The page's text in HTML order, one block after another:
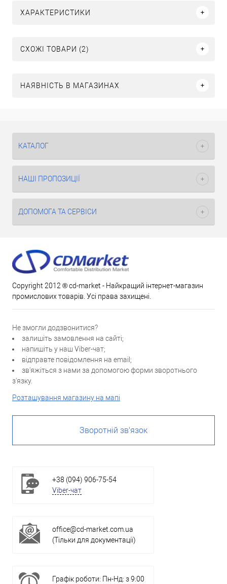
ХАРАКТЕРИСТИКИ
СХОЖІ ТОВАРИ (2)
НАЯВНІСТЬ В МАГАЗИНАХ
КАТАЛОГ
НАШІ ПРОПОЗИЦІЇ
ДОПОМОГА ТА СЕРВІСИ
Copyright 2012 ® cd-market - Найкращий інтернет-магазин
промислових товарів. Усі права захищені.
Не змогли додзвонитися?
залишіть замовлення на сайті;
напишіть у наш Viber-чат;
відправте повідомлення на email;
зв'яжіться з нами за допомогою форми зворотнього
з'язку.
Розташування магазину на мапі
Зворотній зв'язок
+38 (094) 906-75-54
Viber-чат
office@cd-market.com.ua
(Тільки для документації)
Графік роботи: Пн-Нд: з 9:00